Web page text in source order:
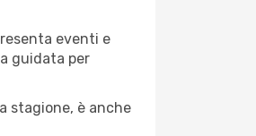
eventi e
guidata per
stagione, è anche